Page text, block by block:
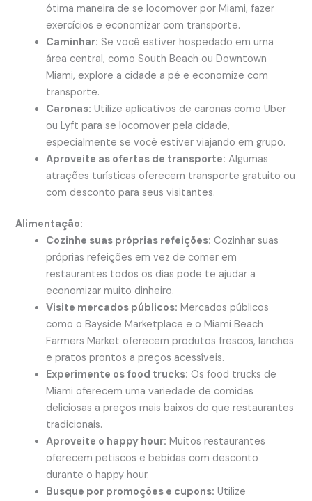
ótima maneira de se locomover por Miami, fazer
exercícios e economizar com transporte.
Caminhar: Se você estiver hospedado em uma
área central, como South Beach ou Downtown
Miami, explore a cidade a pé e economize com
transporte.
Caronas: Utilize aplicativos de caronas como Uber
ou Lyft para se locomover pela cidade,
especialmente se você estiver viajando em grupo.
Aproveite as ofertas de transporte: Algumas
atrações turísticas oferecem transporte gratuito ou
com desconto para seus visitantes.
Alimentação:
Cozinhe suas próprias refeições: Cozinhar suas
próprias refeições em vez de comer em
restaurantes todos os dias pode te ajudar a
economizar muito dinheiro.
Visite mercados públicos: Mercados públicos
como o Bayside Marketplace e o Miami Beach
Farmers Market oferecem produtos frescos, lanches
e pratos prontos a preços acessíveis.
Experimente os food trucks: Os food trucks de
Miami oferecem uma variedade de comidas
deliciosas a preços mais baixos do que restaurantes
tradicionais.
Aproveite o happy hour: Muitos restaurantes
oferecem petiscos e bebidas com desconto
durante o happy hour.
Busque por promoções e cupons: Utilize